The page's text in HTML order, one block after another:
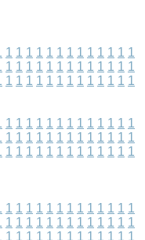
1 1 1 1 1 1 1 1 1 1 1 1 1
1 1 1 1 1 1 1 1 1 1 1 1 1
1 1 1 1 1 1 1 1 1 1 1 1 1
1 1 1 1 1 1 1 1 1 1 1 1 1
1 1 1 1 1 1 1 1 1 1 1 1 1
1 1 1 1 1 1 1 1 1 1 1 1 1
1 1 1 1 1 1 1 1 1 1 1 1 1
1 1 1 1 1 1 1 1 1 1 1 1 1
1 1 1 1 1 1 1 1 1 1 1 1 1